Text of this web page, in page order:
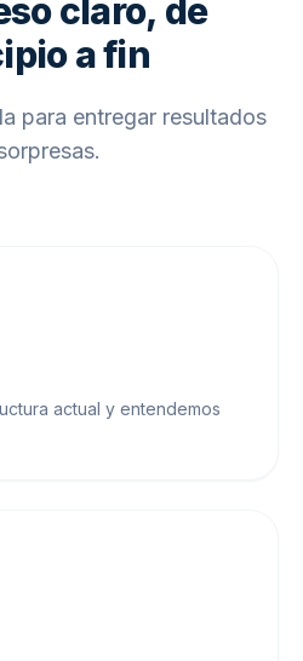
claro, de
a fin
para entregar resultados
actual y entendemos